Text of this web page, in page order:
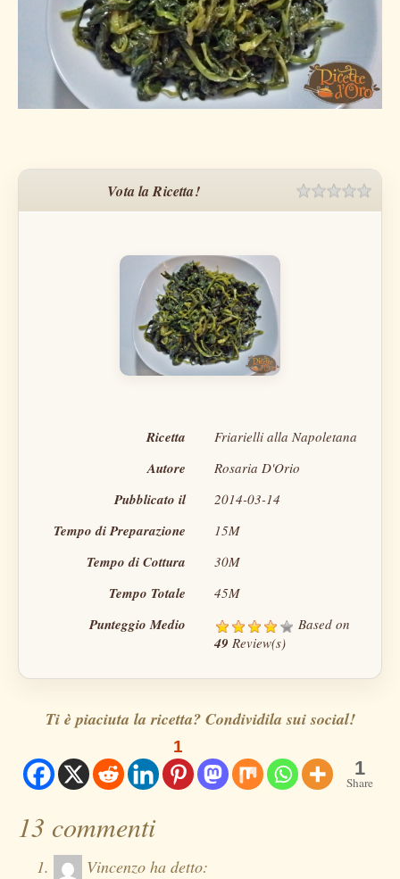
Vota la Ricetta! Rating
Ricetta Friarielli alla Napoletana
Autore Rosaria D'Orio
Pubblicato il 2014-03-14
Tempo di Preparazione 15M
Tempo di Cottura 30M
Tempo Totale 45M
Punteggio Medio Based on
49 Review(s)
Ti è piaciuta la ricetta? Condividila sui social!
1
1
Share
13 commenti
Vincenzo ha detto: